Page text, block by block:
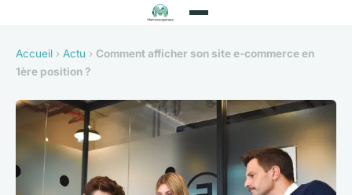
Accueil › Actu › Comment afficher son site e-commerce en
1ère position ?